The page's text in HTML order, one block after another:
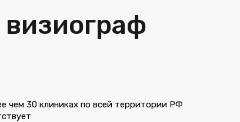
чем 30 клиниках по всей территории РФ